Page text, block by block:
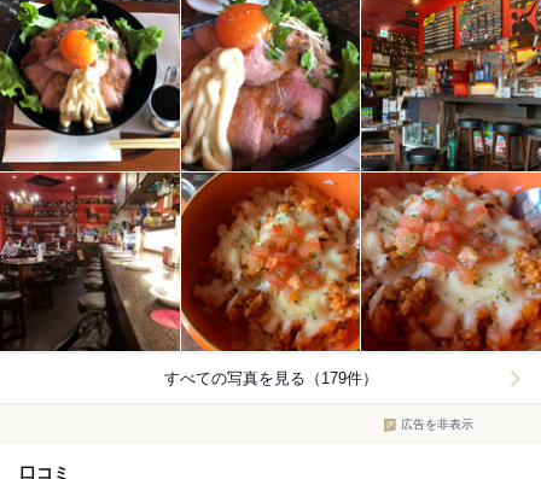
すべての写真を見る（179件）
広告を非表示
口コミ